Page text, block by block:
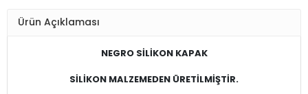
Ürün Açıklaması
​NEGRO SİLİKON KAPAK
SİLİKON MALZEMEDEN ÜRETİLMİŞTİR.